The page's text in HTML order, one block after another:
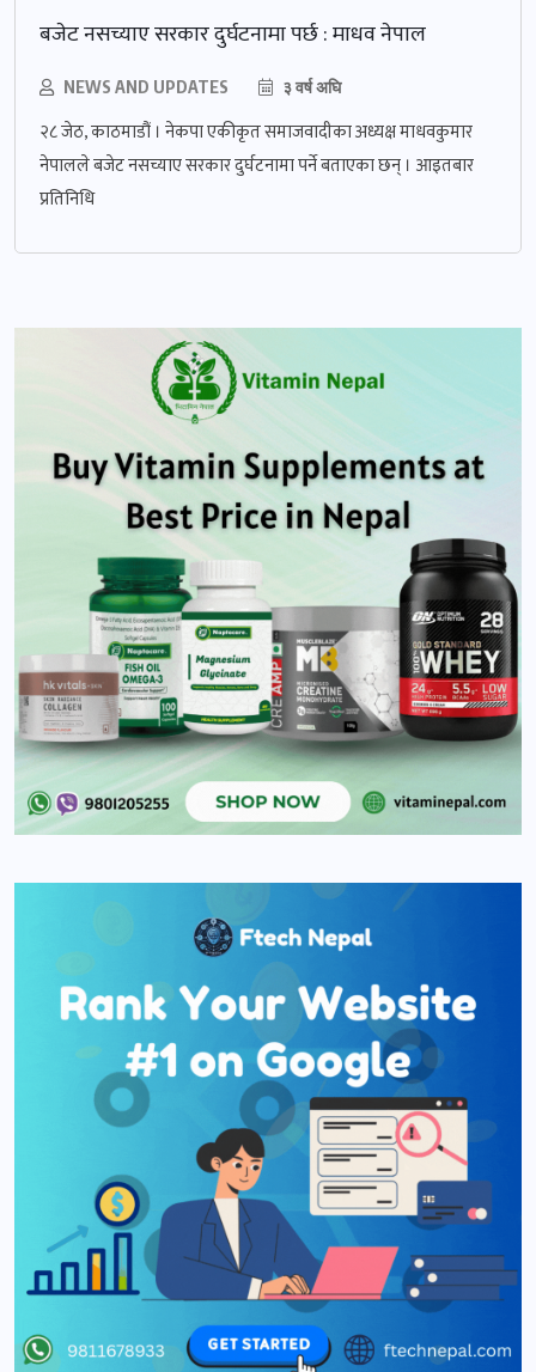
बजेट नसच्याए सरकार दुर्घटनामा पर्छ : माधव नेपाल
NEWS AND UPDATES ३ वर्ष अघि
२८ जेठ, काठमाडौं । नेकपा एकीकृत समाजवादीका अध्यक्ष माधवकुमार
नेपालले बजेट नसच्याए सरकार दुर्घटनामा पर्ने बताएका छन् । आइतबार
प्रतिनिधि